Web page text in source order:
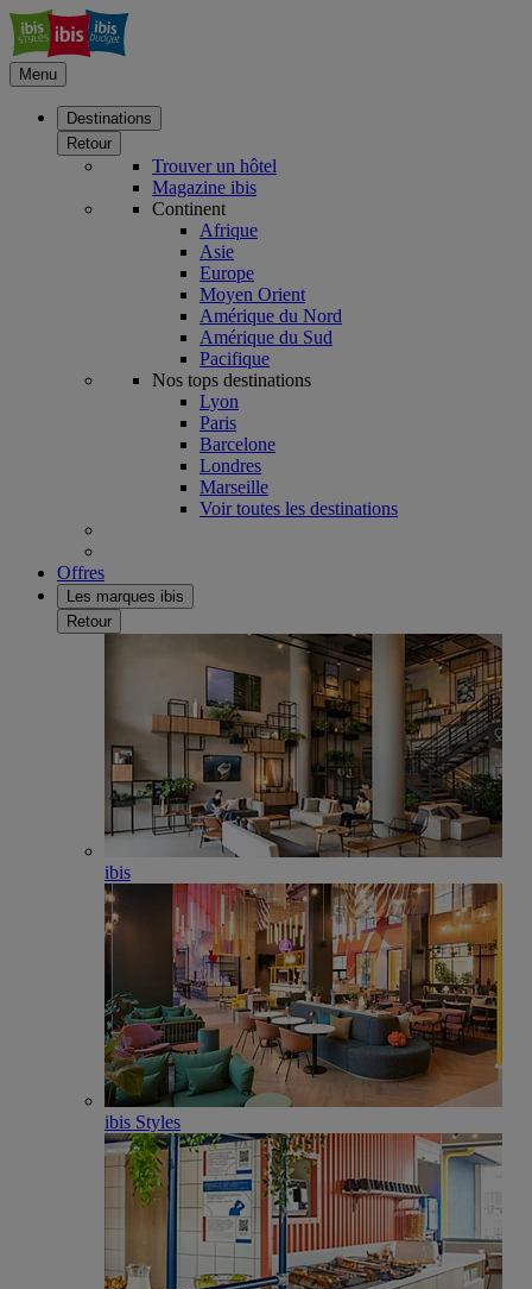
Menu
Destinations
Retour
Trouver un hôtel
Magazine ibis
Continent
Afrique
Asie
Europe
Moyen Orient
Amérique du Nord
Amérique du Sud
Pacifique
Nos tops destinations
Lyon
Paris
Barcelone
Londres
Marseille
Voir toutes les destinations
Offres
Les marques ibis
Retour
ibis
ibis Styles